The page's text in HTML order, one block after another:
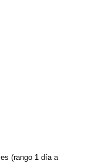
(rango 1 día a